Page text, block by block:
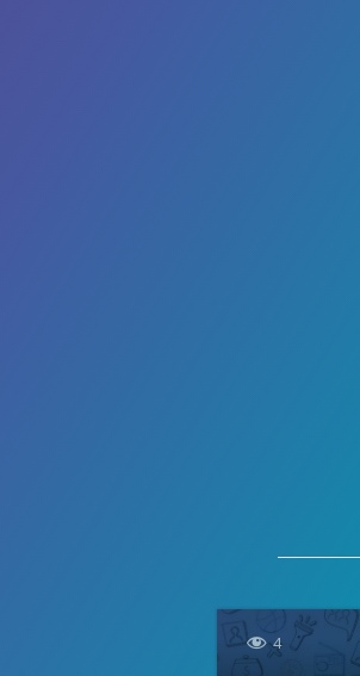
 4